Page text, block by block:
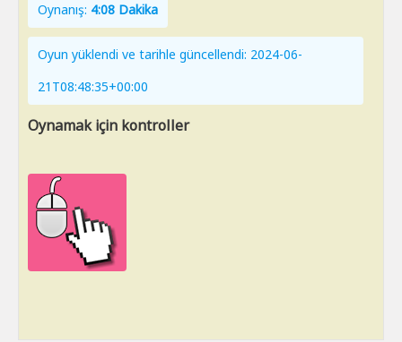
Oynanış: 4:08 Dakika
Oyun yüklendi ve tarihle güncellendi: 2024-06-
21T08:48:35+00:00
Oynamak için kontroller